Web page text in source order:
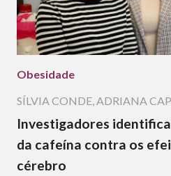
Obesidade
SÍLVIA CONDE,ADRIANA
Investigadores
da cafeína contra os
cérebro